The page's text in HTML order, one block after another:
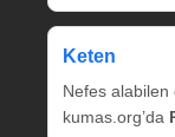
Keten
Nefes alabilen
kumas.org’da